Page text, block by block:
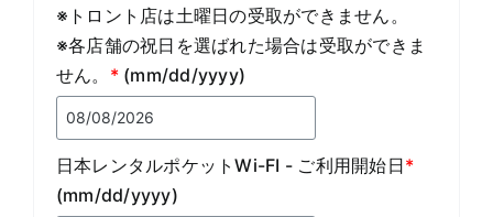
※トロント店は土曜日の受取ができません。
※各店舗の祝日を選ばれた場合は受取ができま
せん。 * (mm/dd/yyyy)
日本レンタルポケットWi-FI - ご利用開始日*
(mm/dd/yyyy)